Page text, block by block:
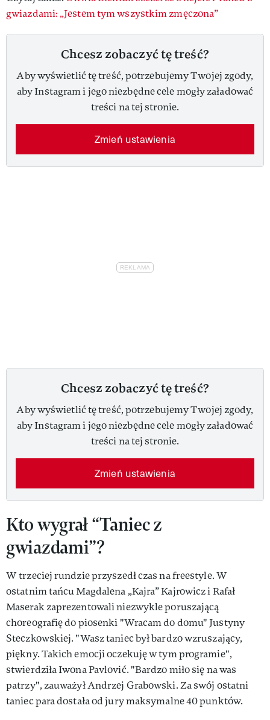
gwiazdami: „Jestem tym wszystkim zmęczona”
Chcesz zobaczyć tę treść?
Aby wyświetlić tę treść, potrzebujemy Twojej zgody,
aby Instagram i jego niezbędne cele mogły załadować
treści na tej stronie.
Zmień ustawienia
Chcesz zobaczyć tę treść?
Aby wyświetlić tę treść, potrzebujemy Twojej zgody,
aby Instagram i jego niezbędne cele mogły załadować
treści na tej stronie.
Zmień ustawienia
Kto wygrał “Taniec z
gwiazdami”?
W trzeciej rundzie przyszedł czas na freestyle. W
ostatnim tańcu Magdalena „Kajra” Kajrowicz i Rafał
Maserak zaprezentowali niezwykle poruszającą
choreografię do piosenki "Wracam do domu" Justyny
Steczkowskiej. "Wasz taniec był bardzo wzruszający,
piękny. Takich emocji oczekuję w tym programie",
stwierdziła Iwona Pavlović. "Bardzo miło się na was
patrzy", zauważył Andrzej Grabowski. Za swój ostatni
taniec para dostała od jury maksymalne 40 punktów.